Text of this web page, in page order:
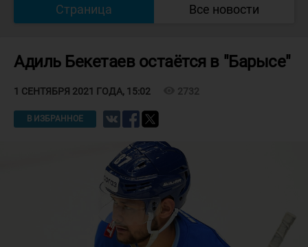
Страница Все новости
Адиль Бекетаев остаётся в "Барысе"
1 СЕНТЯБРЯ 2021 ГОДА, 15:02 2732
В ИЗБРАННОЕ